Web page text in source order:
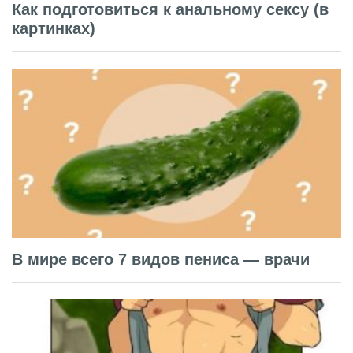
Как подготовиться к анальному сексу (в
картинках)
В мире всего 7 видов пениса — врачи